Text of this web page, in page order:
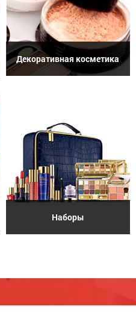
Декоративная косметика
Наборы